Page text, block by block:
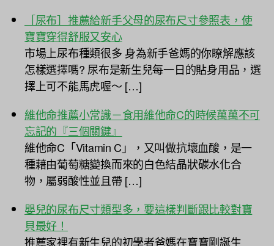
［尿布］推薦給新手父母的尿布尺寸參照表，使
寶寶穿得舒服又安心
市場上尿布種類很多 身為新手爸媽的你瞭解應該
怎樣選擇嗎? 尿布是新生兒每一日的貼身用品，選
擇上可不能馬虎喔～ […]
維他命推薦小常識－食用維他命C的時候萬萬不可
忘記的『三個關鍵』
維他命C「Vitamin C」，又叫做抗壞血酸，是一
種藉由葡萄糖變換而來的白色結晶狀碳水化合
物，屬弱酸性並且帶 […]
嬰兒的尿布尺寸類型多，要這樣判斷跟比較對寶
貝最好！
推薦家裡有新生兒的初學者爸媽在寶寶剛誕生